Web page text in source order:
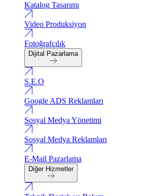
Katalog Tasarımı
Video Produksiyon
Fotoğrafçılık
Dijital Pazarlama
S.E.O
Google ADS Reklamları
Sosyal Medya Yönetimi
Sosyal Medya Reklamları
E-Mail Pazarlama
Diğer Hizmetler